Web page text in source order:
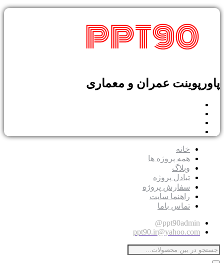
پاورپوینت عمران و معماری
خانه
همه پروژه ها
وبلاگ
تبادل پروژه
سفارش پروژه
راهنما سایت
تماس باما
ppt90admin@
ppt90.ir@yahoo.com